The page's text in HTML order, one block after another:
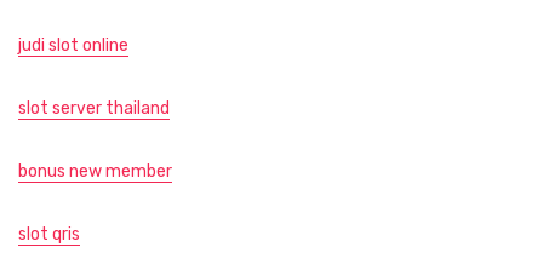
judi slot online
slot server thailand
bonus new member
slot qris